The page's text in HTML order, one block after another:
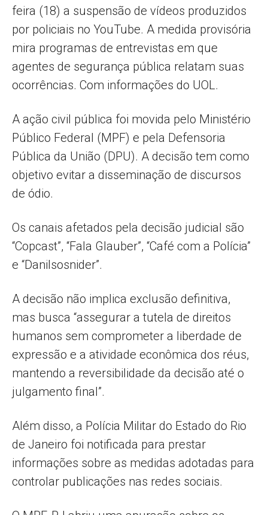
feira (18) a suspensão de vídeos produzidos
por policiais no YouTube. A medida provisória
mira programas de entrevistas em que
agentes de segurança pública relatam suas
ocorrências. Com informações do UOL.
A ação civil pública foi movida pelo Ministério
Público Federal (MPF) e pela Defensoria
Pública da União (DPU). A decisão tem como
objetivo evitar a disseminação de discursos
de ódio.
Os canais afetados pela decisão judicial são
“Copcast”, “Fala Glauber”, “Café com a Polícia”
e “Danilsosnider”.
A decisão não implica exclusão definitiva,
mas busca “assegurar a tutela de direitos
humanos sem comprometer a liberdade de
expressão e a atividade econômica dos réus,
mantendo a reversibilidade da decisão até o
julgamento final”.
Além disso, a Polícia Militar do Estado do Rio
de Janeiro foi notificada para prestar
informações sobre as medidas adotadas para
controlar publicações nas redes sociais.